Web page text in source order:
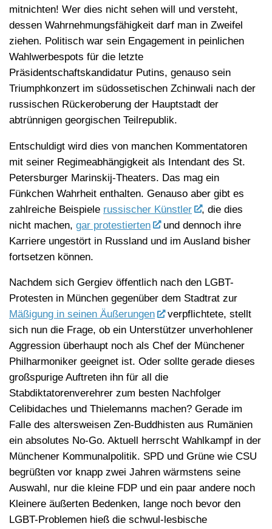
mitnichten! Wer dies nicht sehen will und versteht,
dessen Wahrnehmungsfähigkeit darf man in Zweifel
ziehen. Politisch war sein Engagement in peinlichen
Wahlwerbespots für die letzte
Präsidentschaftskandidatur Putins, genauso sein
Triumphkonzert im südossetischen Zchinwali nach der
russischen Rückeroberung der Hauptstadt der
abtrünnigen georgischen Teilrepublik.
Entschuldigt wird dies von manchen Kommentatoren
mit seiner Regimeabhängigkeit als Intendant des St.
Petersburger Marinskij-Theaters. Das mag ein
Fünkchen Wahrheit enthalten. Genauso aber gibt es
zahlreiche Beispiele russischer Künstler
, die dies
nicht machen, gar protestierten
und dennoch ihre
Karriere ungestört in Russland und im Ausland bisher
fortsetzen können.
Nachdem sich Gergiev öffentlich nach den LGBT-
Protesten in München gegenüber dem Stadtrat zur
Mäßigung in seinen Äußerungen
verpflichtete, stellt
sich nun die Frage, ob ein Unterstützer unverhohlener
Aggression überhaupt noch als Chef der Münchener
Philharmoniker geeignet ist. Oder sollte gerade dieses
großspurige Auftreten ihn für all die
Stabdiktatorenverehrer zum besten Nachfolger
Celibidaches und Thielemanns machen? Gerade im
Falle des altersweisen Zen-Buddhisten aus Rumänien
ein absolutes No-Go. Aktuell herrscht Wahlkampf in der
Münchener Kommunalpolitik. SPD und Grüne wie CSU
begrüßten vor knapp zwei Jahren wärmstens seine
Auswahl, nur die kleine FDP und ein paar andere noch
Kleinere äußerten Bedenken, lange noch bevor den
LGBT-Problemen hieß die schwul-lesbische